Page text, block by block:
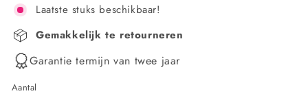
Laatste stuks beschikbaar!
Gemakkelijk te retourneren
Garantie termijn van twee jaar
Aantal